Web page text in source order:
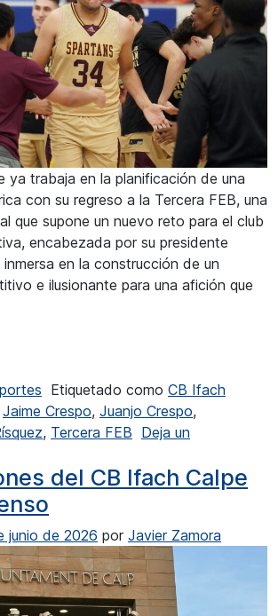
ya trabaja en la planificación de una
con su regreso a la Tercera FEB, una
que supone un nuevo reto para el club
encabezada por su presidente
en la construcción de un
e ilusionante para una afición que
Etiquetado como CB Ifach
Jaime Crespo, Juanjo Crespo,
, Tercera FEB Deja un
del CB Ifach Calpe
junio de 2026 por Javier Zamora